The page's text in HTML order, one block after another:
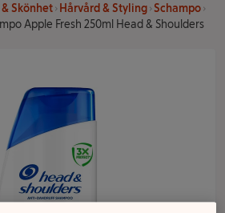
Skönhet Hårvård & Styling Schampo
Apple Fresh 250ml Head & Shoulders